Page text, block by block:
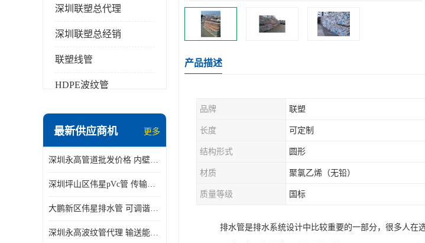
深圳联塑总代理
深圳联塑总经销
联塑线管
HDPE波纹管
最新供应商机 更多
深圳永高管道批发价格 内壁光滑 抗震性能好
深圳坪山区伟星pVc管 传输损耗小 频率稳定性好
大鹏新区伟星排水管 可调谐性好 大功率 效率高
深圳永高波纹管代理 输送能力强 可以承受高温
产品描述
品牌 联塑
长度 可定制
结构形式 圆形
材质 聚氯乙烯（无铅）
质量等级 国标
排水管是排水系统设计中比较重要的一部分，很多人在